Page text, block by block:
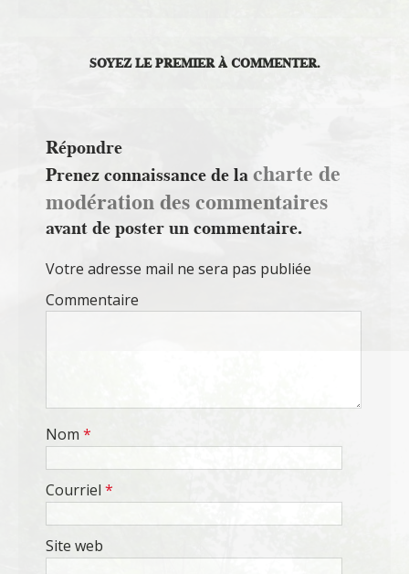
SOYEZ LE PREMIER À COMMENTER.
Répondre
Prenez connaissance de lacharte de
modération des commentaires
avant de poster un commentaire.
Votre adresse mail ne sera pas publiée
Commentaire
Nom *
Courriel *
Site web